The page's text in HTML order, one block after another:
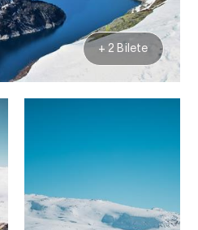
+ 2 Bilete